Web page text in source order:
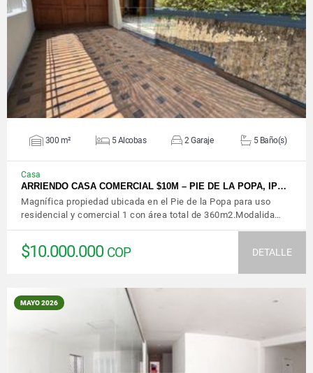
VER DETALLES
300 m² 5 Alcobas 2 Garaje 5 Baño(s)
Casa
ARRIENDO CASA COMERCIAL $10M – PIE DE LA POPA, IP…
Magnífica propiedad ubicada en el Pie de la Popa para uso
residencial y comercial 1 con área total de 360m2.Modalida…
$10.000.000 COP DETALLE
MAYO 2026